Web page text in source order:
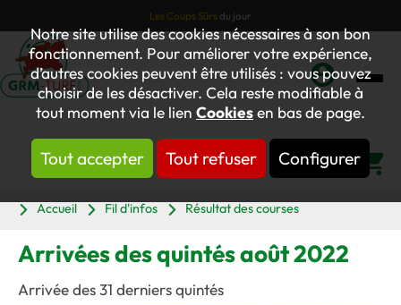
Notre site utilise des cookies nécessaires à son bon
fonctionnement. Pour améliorer votre expérience,
d’autres cookies peuvent être utilisés : vous pouvez
choisir de les désactiver. Cela reste modifiable à
tout moment via le lien Cookiesen bas de page.
Tout accepter Tout refuser Configurer
Les Coups Sûrs du jour
Mon
compte
Accueil
Fil d'infos Résultat des courses
Arrivées des quintés août 2022
Arrivée des 31 derniers quintés